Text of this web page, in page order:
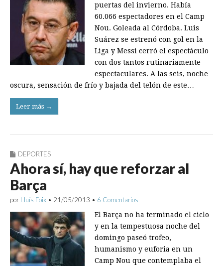
puertas del invierno. Había
60.066 espectadores en el Camp
Nou. Goleada al Córdoba. Luis
Suárez se estrenó con gol en la
Liga y Messi cerró el espectáculo
con dos tantos rutinariamente
espectaculares. A las seis, noche
oscura, sensación de frío y bajada del telón de este…
Leer más →
DEPORTES
Ahora sí, hay que reforzar al
Barça
por Lluís Foix • 21/05/2013 • 6 Comentarios
El Barça no ha terminado el ciclo
y en la tempestuosa noche del
domingo paseó trofeo,
humanismo y euforia en un
Camp Nou que contemplaba el